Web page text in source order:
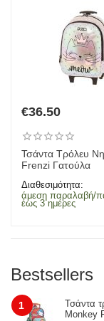
€36.50
Τσάντα Τρόλευ
Frenzi Γατούλα
Διαθεσιμότητα:
άμεση παραλαβή/
έως 3 ημέρες
Bestsellers
1
Τσάντα
Monkey